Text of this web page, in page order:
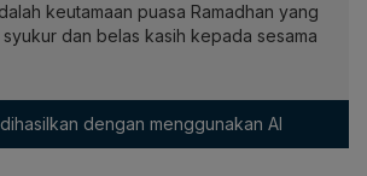
keutamaan puasa Ramadhan yang
dan belas kasih kepada sesama
dengan menggunakan AI